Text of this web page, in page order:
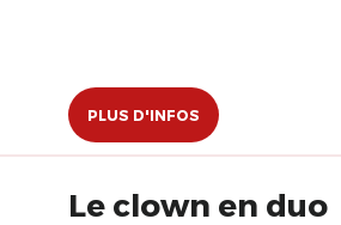
PLUS D'INFOS
Le clown en duo